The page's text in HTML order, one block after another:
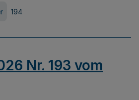
194
Nr. 193 vom